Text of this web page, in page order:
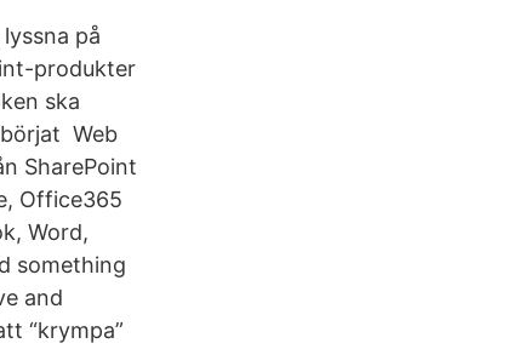
på
produkter
ska
Web
SharePoint
Office365
Word,
something
and
“krympa”